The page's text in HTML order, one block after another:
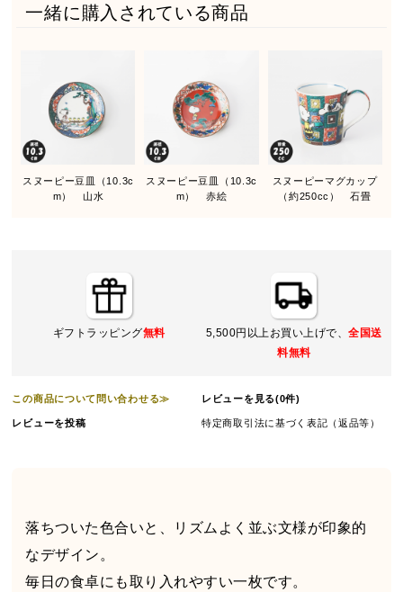
一緒に購入されている商品
スヌーピー豆皿（10.3c
m） 山水
スヌーピー豆皿（10.3c
m） 赤絵
スヌーピーマグカップ
（約250cc） 石畳
ギフトラッピング無料 5,500円以上お買い上げで、全国送
料無料
この商品について問い合わせる≫ レビューを見る(0件)
レビューを投稿 特定商取引法に基づく表記（返品等）
落ちついた色合いと、リズムよく並ぶ文様が印象的
なデザイン。
毎日の食卓にも取り入れやすい一枚です。